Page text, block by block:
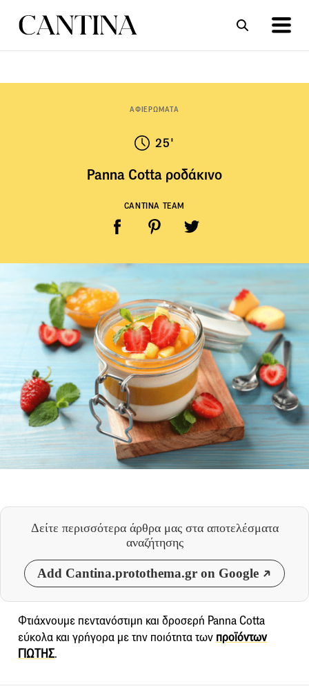
ΑΦΙΕΡΩΜΑΤΑ
25'
Panna Cotta ροδάκινο
CANTINA TEAM
Δείτε περισσότερα άρθρα μας στα αποτελέσματα
αναζήτησης
Add Cantina.protothema.gr on Google
Φτιάχνουμε πεντανόστιμη και δροσερή Panna Cotta
εύκολα και γρήγορα με την ποιότητα των προϊόντων
ΓΙΩΤΗΣ.